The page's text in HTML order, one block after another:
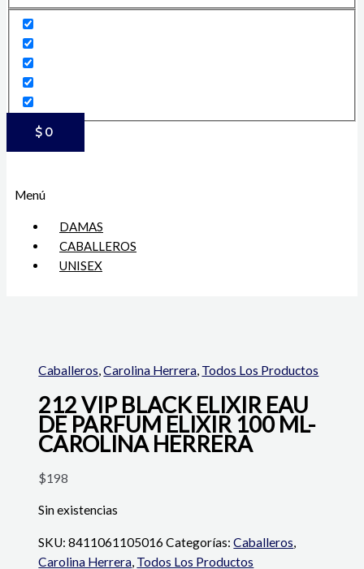
$ 0
Menú
DAMAS
CABALLEROS
UNISEX
Caballeros,Carolina Herrera, Todos Los Productos
212 VIP BLACK ELIXIR EAU
DE PARFUM ELIXIR 100 ML-
CAROLINA HERRERA
$198
Sin existencias
SKU:8411061105016 Categorías:Caballeros,
Carolina Herrera, Todos Los Productos